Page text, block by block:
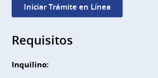
Iniciar Trámite en Línea
Requisitos
Inquilino: